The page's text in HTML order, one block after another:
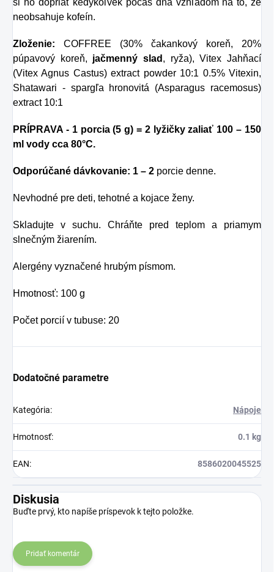
neobsahuje kofeín.
Zloženie: COFFREE (30% čakankový koreň, 20%
púpavový koreň, jačmenný slad , ryža), Vitex Jahňací
(Vitex Agnus Castus) extract powder 10:1 0.5% Vitexin,
Shatawari - spargľa hronovitá (Asparagus racemosus)
extract 10:1
PRÍPRAVA - 1 porcia (5 g) = 2 lyžičky zaliať 100 – 150
ml vody cca 80°C.
Odporúčané dávkovanie: 1 – 2 porcie denne.
Nevhodné pre deti, tehotné a kojace ženy.
Skladujte v suchu. Chráňte pred teplom a priamym
slnečným žiarením.
Alergény vyznačené hrubým písmom.
Hmotnosť: 100 g
Počet porcií v tubuse: 20
Dodatočné parametre
Kategória: Nápoje
Hmotnosť: 0.1 kg
EAN: 8586020045525
Diskusia
Buďte prvý, kto napíše príspevok k tejto položke.
Pridať komentár